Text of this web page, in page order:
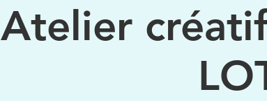
Atelier